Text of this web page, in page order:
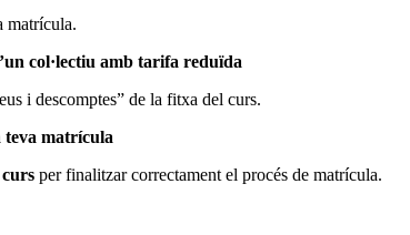
matrícula.
col·lectiu amb tarifa reduïda
i descomptes” de la fitxa del curs.
teva matrícula
curs per finalitzar correctament el procés de matrícula.